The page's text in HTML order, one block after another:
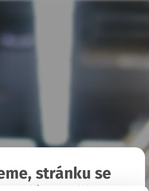
stránku se